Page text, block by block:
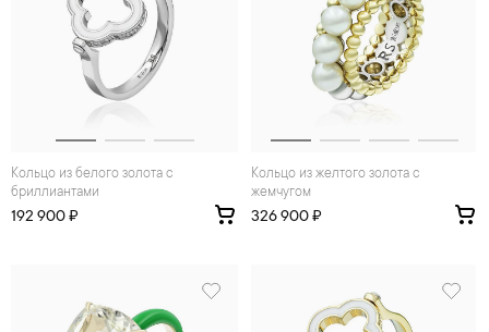
Кольцо из белого золота с
бриллиантами
192 900 ₽
Кольцо из желтого золота с
жемчугом
326 900 ₽